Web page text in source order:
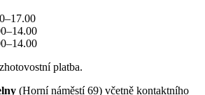
platba.
(Horní náměstí 69) včetně kontaktního